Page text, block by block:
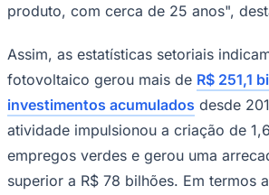
Palmeiras
produto, com cerca de 25 anos",
Assim, as estatísticas setoriais
fotovoltaico gerou mais de R$ 251,1
investimentos acumulados desde
atividade impulsionou a criação de
empregos verdes e gerou uma
superior a R$ 78 bilhões. Em termos